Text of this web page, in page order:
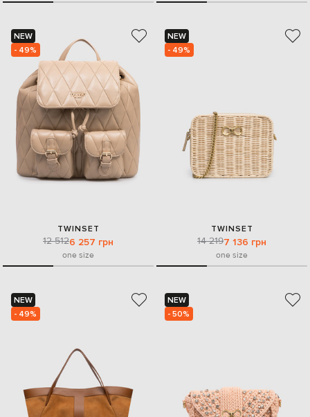
NEW
- 49%
TWINSET
12 5126 257 грн
one size
NEW
- 49%
TWINSET
14 2197 136 грн
one size
NEW
- 49%
NEW
- 50%